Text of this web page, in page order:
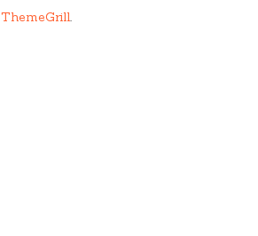
ThemeGrill.